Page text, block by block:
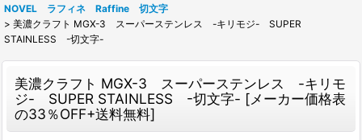
NOVEL ラフィネ Raffine 切文字
> 美濃クラフト MGX-3 スーパーステンレス -キリモジ- SUPER
STAINLESS -切文字-
美濃クラフト MGX-3 スーパーステンレス -キリモ
ジ- SUPER STAINLESS -切文字- [メーカー価格表
の33％OFF+送料無料]